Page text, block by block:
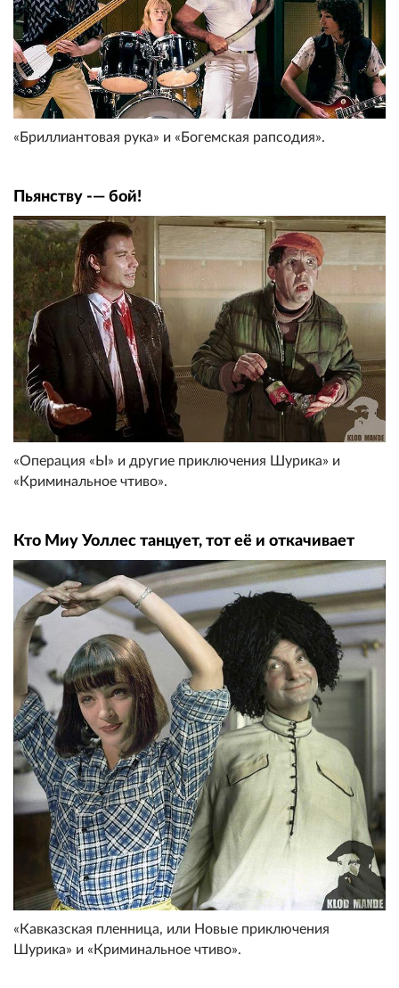
«Бриллиантовая рука» и «Богемская рапсодия».
Пьянству -— бой!
«Операция «Ы» и другие приключения Шурика» и
«Криминальное чтиво».
Кто Миу Уоллес танцует, тот её и откачивает
«Кавказская пленница, или Новые приключения
Шурика» и «Криминальное чтиво».